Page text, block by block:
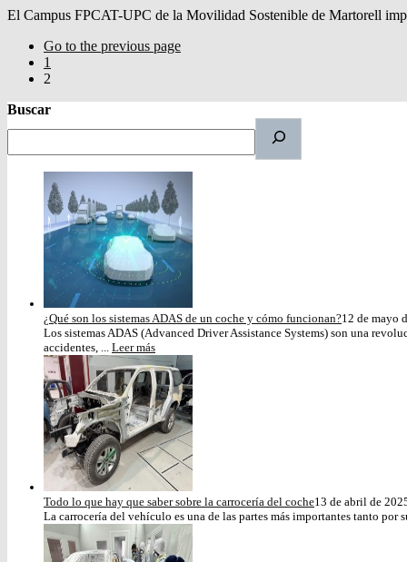
El Campus FPCAT-UPC de la Movilidad Sostenible de Martorell
Go to the previous page
1
2
Buscar
¿Qué son los sistemas ADAS de un coche y cómo funcionan?12 de mayo
Los sistemas ADAS (Advanced Driver Assistance Systems) son una
accidentes, ... Leer más
Todo lo que hay que saber sobre la carrocería del coche13 de abril de
La carrocería del vehículo es una de las partes más importantes tanto